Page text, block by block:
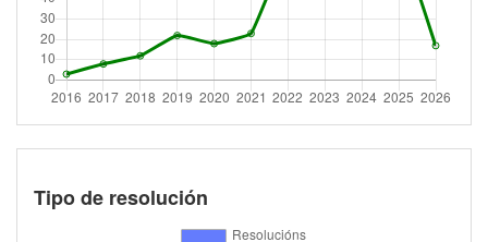
Tipo de resolución